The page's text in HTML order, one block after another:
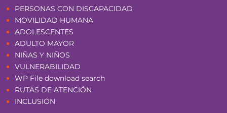
PERSONAS CON DISCAPACIDAD
MOVILIDAD HUMANA
ADOLESCENTES
ADULTO MAYOR
NIÑAS Y NIÑOS
VULNERABILIDAD
WP File download search
RUTAS DE ATENCIÓN
INCLUSIÓN